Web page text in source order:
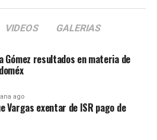
de TultitlÃ¡n
disciplinas, por lo que
sino que tambiÃ©n
en torneos locales,
VIDEOS GALERIAS
Gómez resultados en materia de
ago
Vargas exentar de ISR pago de